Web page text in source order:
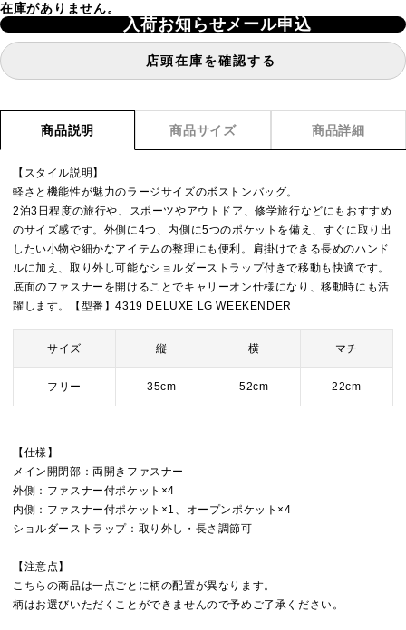
在庫がありません。
入荷お知らせメール申込
店頭在庫を確認する
商品説明 商品サイズ 商品詳細
【スタイル説明】
軽さと機能性が魅力のラージサイズのボストンバッグ。
2泊3日程度の旅行や、スポーツやアウトドア、修学旅行などにもおすすめ
のサイズ感です。外側に4つ、内側に5つのポケットを備え、すぐに取り出
したい小物や細かなアイテムの整理にも便利。肩掛けできる長めのハンド
ルに加え、取り外し可能なショルダーストラップ付きで移動も快適です。
底面のファスナーを開けることでキャリーオン仕様になり、移動時にも活
躍します。【型番】4319 DELUXE LG WEEKENDER
サイズ 縦 横 マチ
フリー 35cm 52cm 22cm
【仕様】
メイン開閉部：両開きファスナー
外側：ファスナー付ポケット×4
内側：ファスナー付ポケット×1、オープンポケット×4
ショルダーストラップ：取り外し・長さ調節可
【注意点】
こちらの商品は一点ごとに柄の配置が異なります。
柄はお選びいただくことができませんので予めご了承ください。